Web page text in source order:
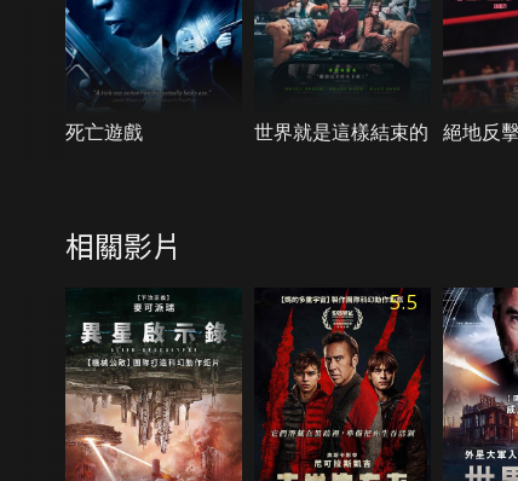
死亡遊戲 世界就是這樣結束的 絕地反擊
相關影片
5.5